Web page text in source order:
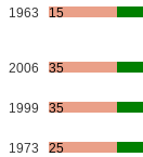
1963 15
2006 35
1999 35
1973 25